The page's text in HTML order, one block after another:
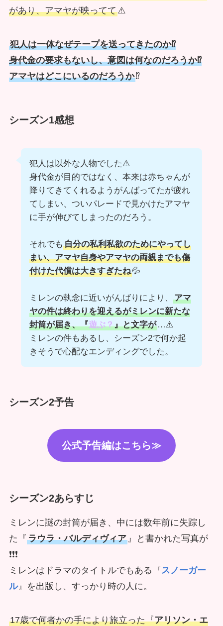
があり、アマヤが映ってて⚠️
犯人は一体なぜテープを送ってきたのか⁉️
身代金の要求もないし、意図は何なのだろうか⁉️
アマヤはどこにいるのだろうか⁉️
シーズン1感想
犯人は以外な人物でした⚠️
身代金が目的ではなく、本来は赤ちゃんが
降りてきてくれるようがんばってたが疲れ
てしまい、ついパレードで見かけたアマヤ
に手が伸びてしまったのだろう。
それでも 自分の私利私欲のためにやってし
まい、アマヤ自身やアマヤの両親までも傷
付けた代償は大きすぎたね💦
ミレンの執念に近いがんばりにより、
アマ
ヤの件は終わりを迎えるがミレンに新たな
封筒が届き、『遊ぶ？』と文字が…⚠️
ミレンの件もあるし、シーズン2で何か起
きそうで心配なエンディングでした。
シーズン2予告
公式予告編はこちら≫
シーズン2あらすじ
ミレンに謎の封筒が届き、中には数年前に失踪し
た『ラウラ・バルディヴィア』と書かれた写真が
❗❗❗
ミレンはドラマのタイトルでもある『スノーガー
ル』を出版し、すっかり時の人に。
17歳で何者かの手により旅立った『アリソン・エ